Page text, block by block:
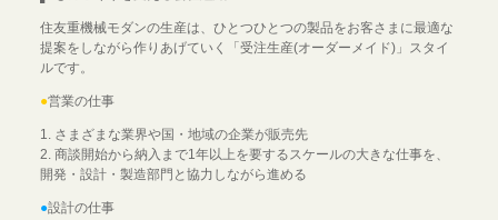
住友重機械モダンの生産は、ひとつひとつの製品をお客さまに最適な
提案をしながら作りあげていく「受注生産(オーダーメイド)」スタイ
ルです。
●営業の仕事
1. さまざまな業界や国・地域の企業が販売先
2. 商談開始から納入まで1年以上を要するスケールの大きな仕事を、
開発・設計・製造部門と協力しながら進める
●設計の仕事